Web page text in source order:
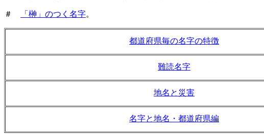
＃ 「榊」のつく名字。
都道府県毎の名字の特徴
難読名字
地名と災害
名字と地名・都道府県編